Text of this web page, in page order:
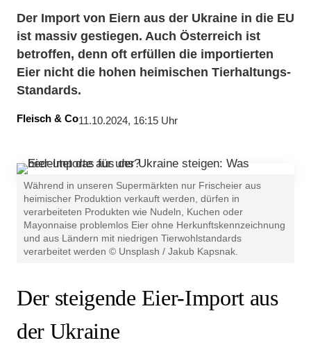
Der Import von Eiern aus der Ukraine in die EU
ist massiv gestiegen. Auch Österreich ist
betroffen, denn oft erfüllen die importierten
Eier nicht die hohen heimischen Tierhaltungs-
Standards.
Fleisch & Co11.10.2024, 16:15 Uhr
Während in unseren Supermärkten nur Frischeier aus
heimischer Produktion verkauft werden, dürfen in
verarbeiteten Produkten wie Nudeln, Kuchen oder
Mayonnaise problemlos Eier ohne Herkunftskennzeichnung
und aus Ländern mit niedrigen Tierwohlstandards
verarbeitet werden © Unsplash / Jakub Kapsnak.
Der steigende Eier-Import aus
der Ukraine